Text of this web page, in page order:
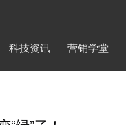
科技资讯 营销学堂